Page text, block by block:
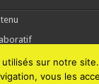
utilisés sur notre
vous les